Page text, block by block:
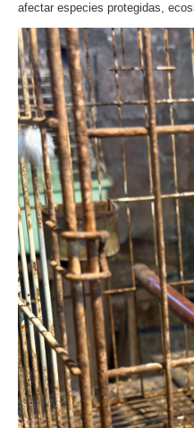
afectar especies protegidas,